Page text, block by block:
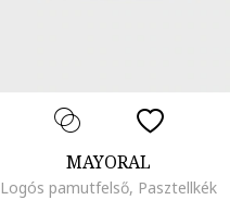
MAYORAL
Logós pamutfelső, Pasztellkék